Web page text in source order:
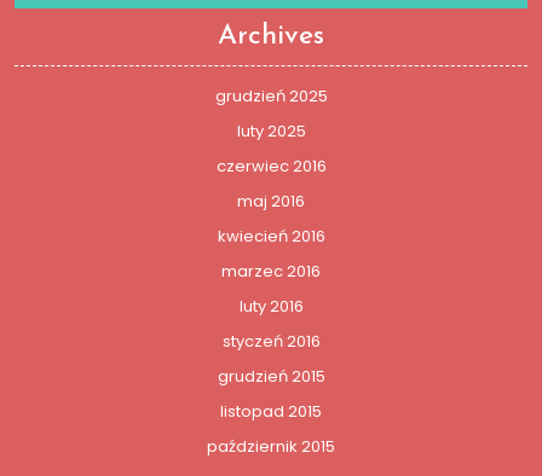
Archives
grudzień 2025
luty 2025
czerwiec 2016
maj 2016
kwiecień 2016
marzec 2016
luty 2016
styczeń 2016
grudzień 2015
listopad 2015
październik 2015